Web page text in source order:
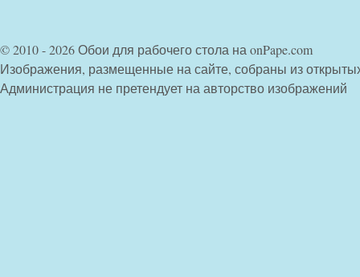
© 2010 - 2026 Обои для рабочего стола на onPape.com
Изображения, размещенные на сайте, собраны из
Администрация не претендует на авторство изображений